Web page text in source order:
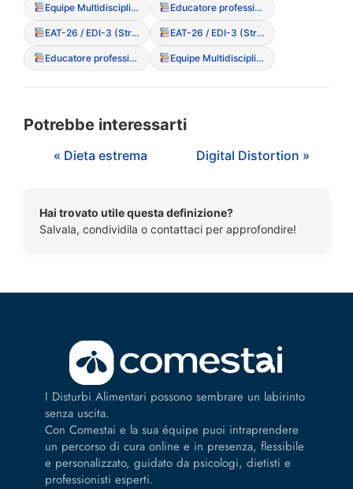
Equipe Multidisciplinare Educatore professionale sanitario
EAT-26 / EDI-3 (Strumenti di screening) EAT-26 / EDI-3 (Strumenti di screening)
Educatore professionale sanitario Equipe Multidisciplinare
Potrebbe interessarti
« Dieta estrema Digital Distortion »
Hai trovato utile questa definizione?
Salvala, condividila o contattaci per approfondire!
I Disturbi Alimentari possono sembrare un labirinto
senza uscita.
Con Comestai e la sua équipe puoi intraprendere
un percorso di cura online e in presenza, flessibile
e personalizzato, guidato da psicologi, dietisti e
professionisti esperti.